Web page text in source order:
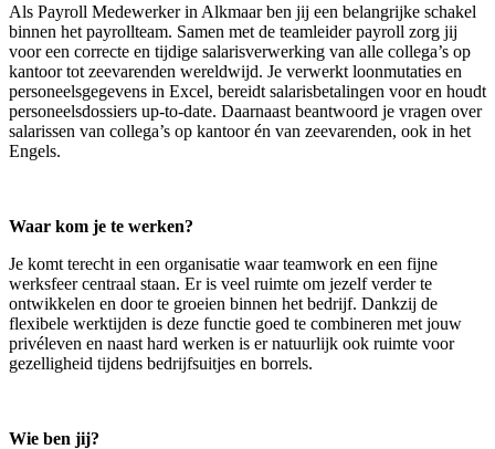
Als Payroll Medewerker in Alkmaar ben jij een belangrijke schakel
binnen het payrollteam. Samen met de teamleider payroll zorg jij
voor een correcte en tijdige salarisverwerking van alle collega’s op
kantoor tot zeevarenden wereldwijd. Je verwerkt loonmutaties en
personeelsgegevens in Excel, bereidt salarisbetalingen voor en houdt
personeelsdossiers up-to-date. Daarnaast beantwoord je vragen over
salarissen van collega’s op kantoor én van zeevarenden, ook in het
Engels.
Waar kom je te werken?
Je komt terecht in een organisatie waar teamwork en een fijne
werksfeer centraal staan. Er is veel ruimte om jezelf verder te
ontwikkelen en door te groeien binnen het bedrijf. Dankzij de
flexibele werktijden is deze functie goed te combineren met jouw
privéleven en naast hard werken is er natuurlijk ook ruimte voor
gezelligheid tijdens bedrijfsuitjes en borrels.
Wie ben jij?